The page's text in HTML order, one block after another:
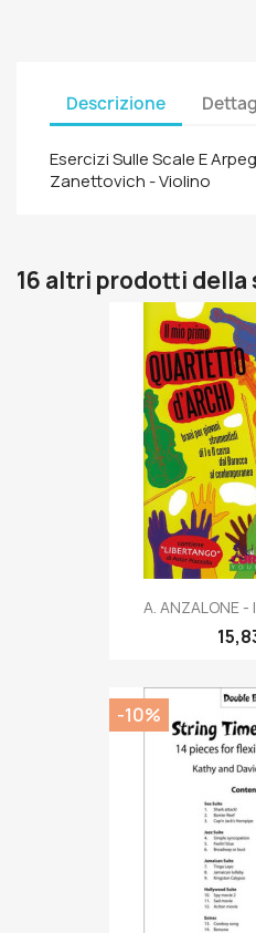
Descrizione
Esercizi Sulle Scale E
Zanettovich - Violino
16 altri prodotti
A. ANZALONE -
-10%